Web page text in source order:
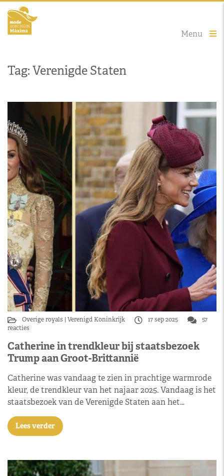
Menu
Tag: Verenigde Staten
Overige royals Verenigd Koninkrijk 17 sep 2025
57
reacties
Catherine in trendkleur bij staatsbezoek
Trump aan Groot-Brittannië
Catherine was vandaag te zien in prachtige warmrode
kleur, de trendkleur van het najaar 2025. Vandaag is het
staatsbezoek van de Verenigde Staten aan het…
Lees verder